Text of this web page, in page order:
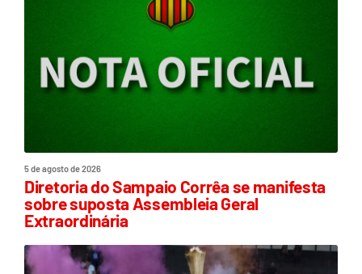
5 de agosto de 2026
Diretoria do Sampaio Corrêa se manifesta
sobre suposta Assembleia Geral
Extraordinária